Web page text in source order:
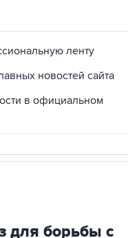
ленту
новостей сайта
в официальном
для борьбы с